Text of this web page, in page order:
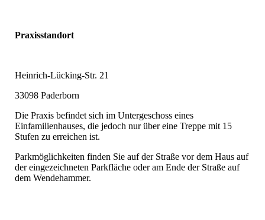
Praxisstandort
Heinrich-Lücking-Str. 21
33098 Paderborn
Die Praxis befindet sich im Untergeschoss eines
Einfamilienhauses, die jedoch nur über eine Treppe mit 15
Stufen zu erreichen ist.
Parkmöglichkeiten finden Sie auf der Straße vor dem Haus auf
der eingezeichneten Parkfläche oder am Ende der Straße auf
dem Wendehammer.